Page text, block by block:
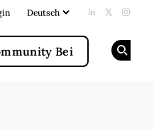
Add us on
Follow
Bei